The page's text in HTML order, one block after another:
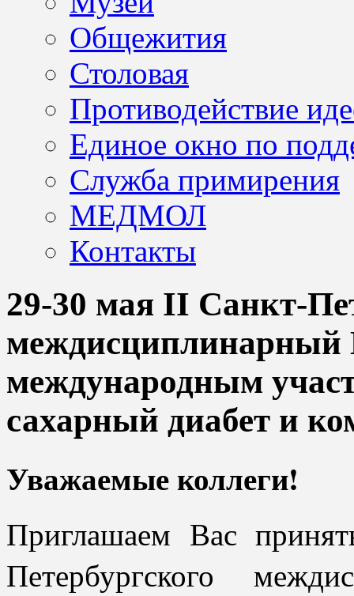
Общежития
Столовая
Противодействие
Единое окно по
Служба примирения
МЕДМОЛ
Контакты
29-30 мая II Санкт-
междисциплинарный
международным
сахарный диабет и
Уважаемые коллеги!
Приглашаем Вас
Петербургского